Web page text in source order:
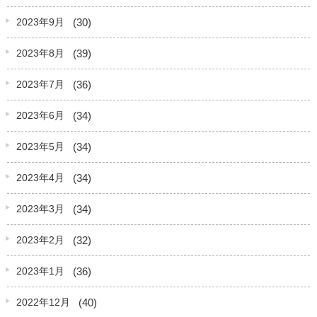
2023年9月 (30)
2023年8月 (39)
2023年7月 (36)
2023年6月 (34)
2023年5月 (34)
2023年4月 (34)
2023年3月 (34)
2023年2月 (32)
2023年1月 (36)
2022年12月 (40)